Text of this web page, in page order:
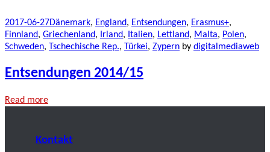
2017-06-27Dänemark, England, Entsendungen, Erasmus+,
Finnland, Griechenland, Irland, Italien, Lettland, Malta, Polen,
Schweden, Tschechische Rep., Türkei, Zypern by digitalmediaweb
Entsendungen 2014/15
Read more
Kontakt